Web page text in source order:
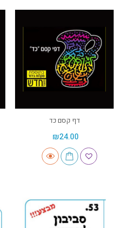
דף קסם כד
₪24.00